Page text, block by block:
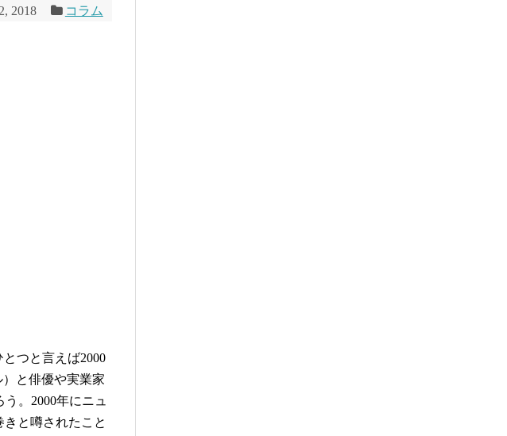
2018 コラム
つと言えば2000
）と俳優や実業家
。2000年にニュ
きと噂されたこと